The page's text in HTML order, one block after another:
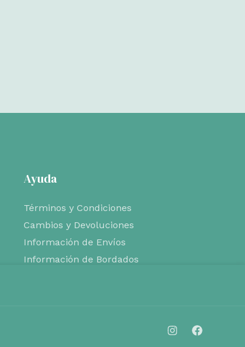
Ayuda
Términos y Condiciones
Cambios y Devoluciones
Información de Envíos
Información de Bordados